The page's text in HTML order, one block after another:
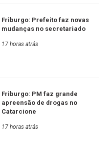
Friburgo: Prefeito faz novas
mudanças no secretariado
17 horas atrás
Friburgo: PM faz grande
apreensão de drogas no
Catarcione
17 horas atrás